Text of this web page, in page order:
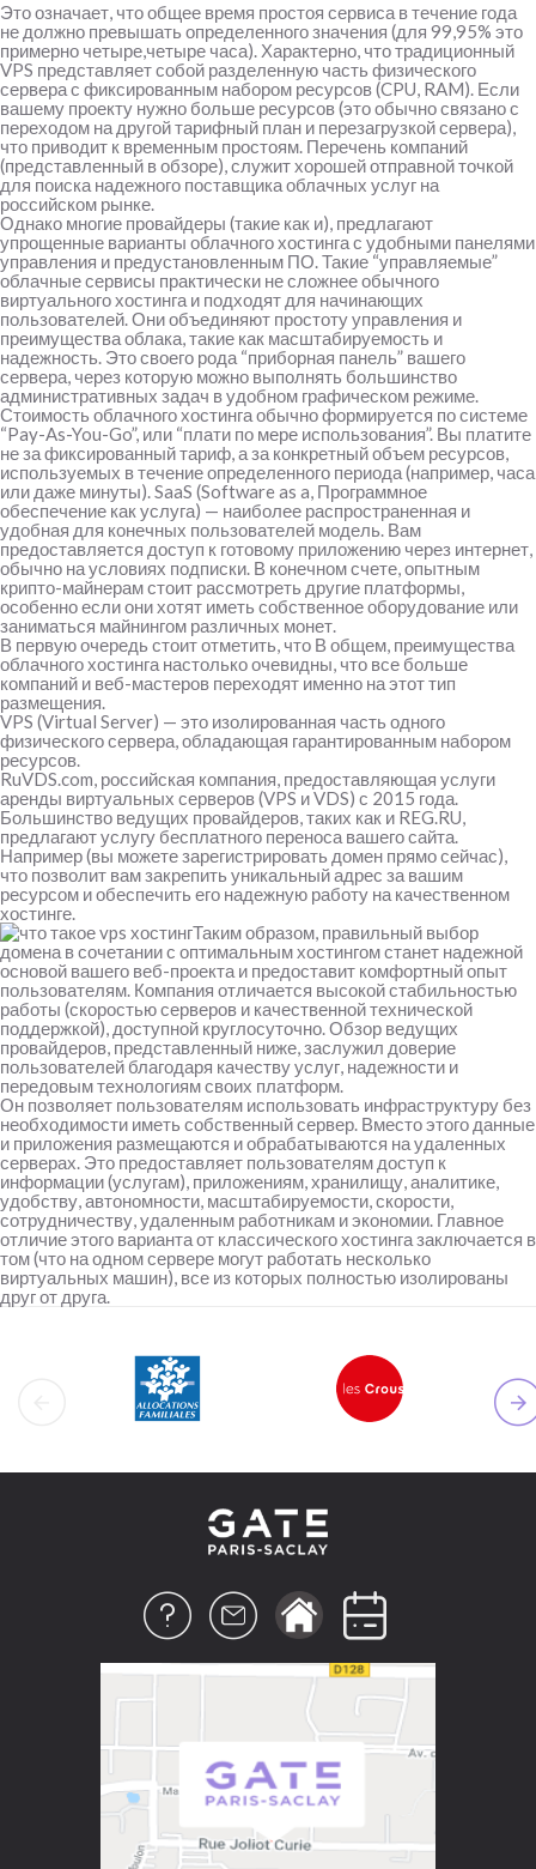
Это означает, что общее время простоя сервиса в течение года
не должно превышать определенного значения (для 99,95% это
примерно четыре,четыре часа). Характерно, что традиционный
VPS представляет собой разделенную часть физического
сервера с фиксированным набором ресурсов (CPU, RAM). Если
вашему проекту нужно больше ресурсов (это обычно связано с
переходом на другой тарифный план и перезагрузкой сервера),
что приводит к временным простоям. Перечень компаний
(представленный в обзоре), служит хорошей отправной точкой
для поиска надежного поставщика облачных услуг на
российском рынке.
Однако многие провайдеры (такие как и), предлагают
упрощенные варианты облачного хостинга с удобными панелями
управления и предустановленным ПО. Такие “управляемые”
облачные сервисы практически не сложнее обычного
виртуального хостинга и подходят для начинающих
пользователей. Они объединяют простоту управления и
преимущества облака, такие как масштабируемость и
надежность. Это своего рода “приборная панель” вашего
сервера, через которую можно выполнять большинство
административных задач в удобном графическом режиме.
Стоимость облачного хостинга обычно формируется по системе
“Pay-As-You-Go”, или “плати по мере использования”. Вы платите
не за фиксированный тариф, а за конкретный объем ресурсов,
используемых в течение определенного периода (например, часа
или даже минуты). SaaS (Software as a, Программное
обеспечение как услуга) — наиболее распространенная и
удобная для конечных пользователей модель. Вам
предоставляется доступ к готовому приложению через интернет,
обычно на условиях подписки. В конечном счете, опытным
крипто-майнерам стоит рассмотреть другие платформы,
особенно если они хотят иметь собственное оборудование или
заниматься майнингом различных монет.
В первую очередь стоит отметить, что В общем, преимущества
облачного хостинга настолько очевидны, что все больше
компаний и веб-мастеров переходят именно на этот тип
размещения.
VPS (Virtual Server) — это изолированная часть одного
физического сервера, обладающая гарантированным набором
ресурсов.
RuVDS.com, российская компания, предоставляющая услуги
аренды виртуальных серверов (VPS и VDS) с 2015 года.
Большинство ведущих провайдеров, таких как и REG.RU,
предлагают услугу бесплатного переноса вашего сайта.
Например (вы можете зарегистрировать домен прямо сейчас),
что позволит вам закрепить уникальный адрес за вашим
ресурсом и обеспечить его надежную работу на качественном
хостинге.
Таким образом, правильный выбор
домена в сочетании с оптимальным хостингом станет надежной
основой вашего веб-проекта и предоставит комфортный опыт
пользователям. Компания отличается высокой стабильностью
работы (скоростью серверов и качественной технической
поддержкой), доступной круглосуточно. Обзор ведущих
провайдеров, представленный ниже, заслужил доверие
пользователей благодаря качеству услуг, надежности и
передовым технологиям своих платформ.
Он позволяет пользователям использовать инфраструктуру без
необходимости иметь собственный сервер. Вместо этого данные
и приложения размещаются и обрабатываются на удаленных
серверах. Это предоставляет пользователям доступ к
информации (услугам), приложениям, хранилищу, аналитике,
удобству, автономности, масштабируемости, скорости,
сотрудничеству, удаленным работникам и экономии. Главное
отличие этого варианта от классического хостинга заключается в
том (что на одном сервере могут работать несколько
виртуальных машин), все из которых полностью изолированы
друг от друга.